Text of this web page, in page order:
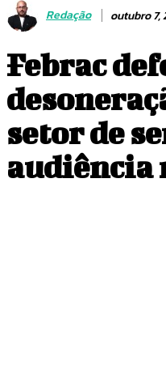
Redação outubro 7,
Febrac
setor de
audiência